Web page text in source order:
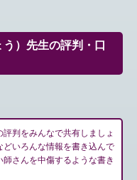
）先生の評判・口
判をみんなで共有しましょ
どいろんな情報を書き込んで
さんを中傷するような書き